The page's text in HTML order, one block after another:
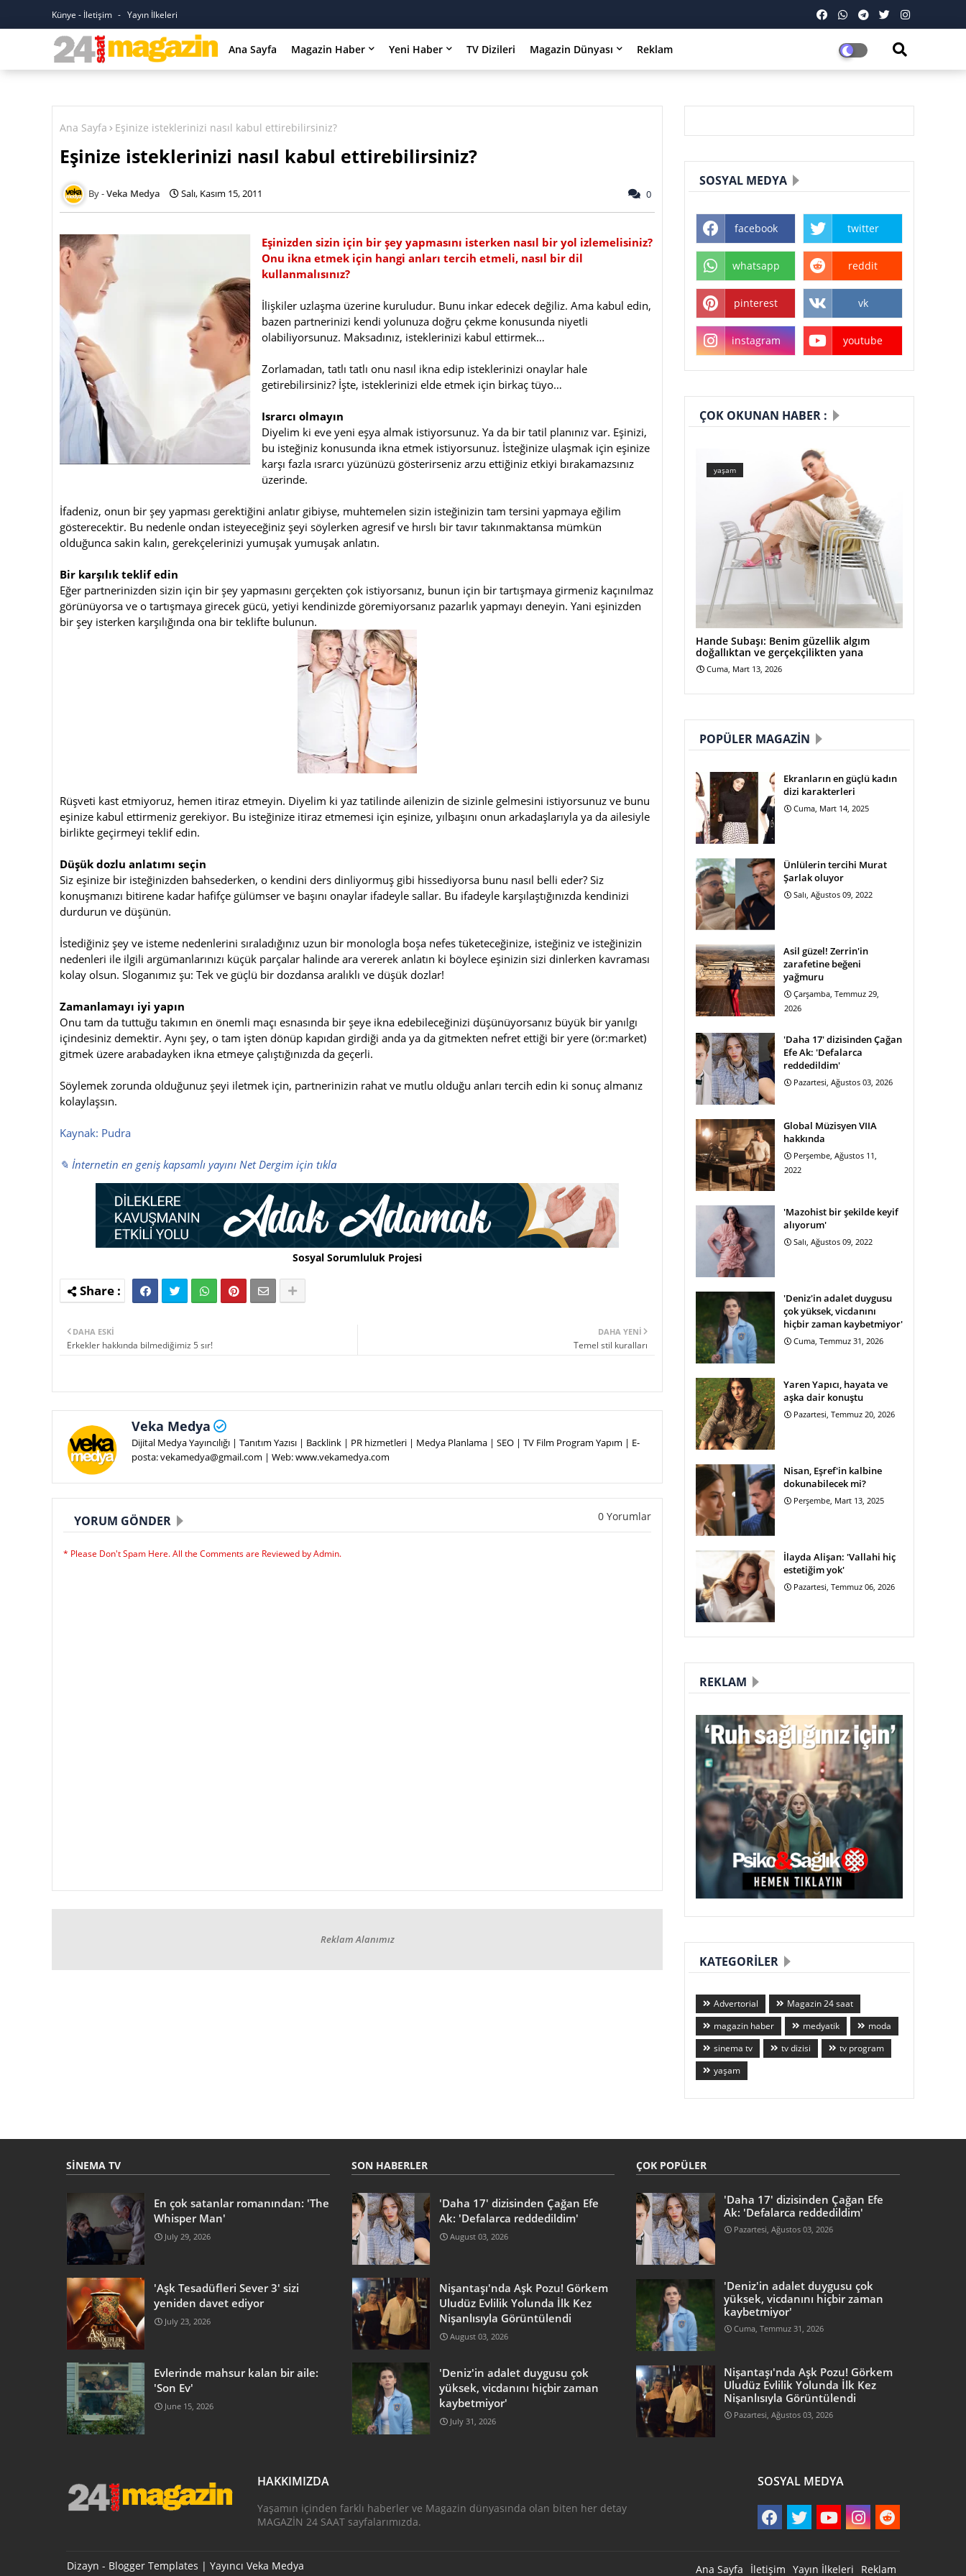
Künye - İletişim Yayın İlkeleri
Ana Sayfa Magazin Haber Yeni Haber TV Dizileri Magazin Dünyası Reklam
Ana Sayfa Eşinize isteklerinizi nasıl kabul ettirebilirsiniz?
Eşinize isteklerinizi nasıl kabul ettirebilirsiniz?
Veka Medya Salı, Kasım 15, 2011 0
Eşinizden sizin için bir şey yapmasını isterken nasıl bir yol izlemelisiniz?
Onu ikna etmek için hangi anları tercih etmeli, nasıl bir dil
kullanmalısınız?
İlişkiler uzlaşma üzerine kuruludur. Bunu inkar edecek değiliz. Ama kabul edin,
bazen partnerinizi kendi yolunuza doğru çekme konusunda niyetli
olabiliyorsunuz. Maksadınız, isteklerinizi kabul ettirmek…
Zorlamadan, tatlı tatlı onu nasıl ikna edip isteklerinizi onaylar hale
getirebilirsiniz? İşte, isteklerinizi elde etmek için birkaç tüyo…
Israrcı olmayın
Diyelim ki eve yeni eşya almak istiyorsunuz. Ya da bir tatil planınız var. Eşinizi,
bu isteğiniz konusunda ikna etmek istiyorsunuz. İsteğinize ulaşmak için eşinize
karşı fazla ısrarcı yüzünüzü gösterirseniz arzu ettiğiniz etkiyi bırakamazsınız
üzerinde.
İfadeniz, onun bir şey yapması gerektiğini anlatır gibiyse, muhtemelen sizin isteğinizin tam tersini yapmaya eğilim
gösterecektir. Bu nedenle ondan isteyeceğiniz şeyi söylerken agresif ve hırslı bir tavır takınmaktansa mümkün
olduğunca sakin kalın, gerekçelerinizi yumuşak yumuşak anlatın.
Bir karşılık teklif edin
Eğer partnerinizden sizin için bir şey yapmasını gerçekten çok istiyorsanız, bunun için bir tartışmaya girmeniz kaçınılmaz
görünüyorsa ve o tartışmaya girecek gücü, yetiyi kendinizde göremiyorsanız pazarlık yapmayı deneyin. Yani eşinizden
bir şey isterken karşılığında ona bir teklifte bulunun.
Rüşveti kast etmiyoruz, hemen itiraz etmeyin. Diyelim ki yaz tatilinde ailenizin de sizinle gelmesini istiyorsunuz ve bunu
eşinize kabul ettirmeniz gerekiyor. Bu isteğinize itiraz etmemesi için eşinize, yılbaşını onun arkadaşlarıyla ya da ailesiyle
birlikte geçirmeyi teklif edin.
Düşük dozlu anlatımı seçin
Siz eşinize bir isteğinizden bahsederken, o kendini ders dinliyormuş gibi hissediyorsa bunu nasıl belli eder? Siz
konuşmanızı bitirene kadar hafifçe gülümser ve başını onaylar ifadeyle sallar. Bu ifadeyle karşılaştığınızda kendinizi
durdurun ve düşünün.
İstediğiniz şey ve isteme nedenlerini sıraladığınız uzun bir monologla boşa nefes tüketeceğinize, isteğiniz ve isteğinizin
nedenleri ile ilgili argümanlarınızı küçük parçalar halinde ara vererek anlatın ki böylece eşinizin sizi dinlerken kavraması
kolay olsun. Sloganımız şu: Tek ve güçlü bir dozdansa aralıklı ve düşük dozlar!
Zamanlamayı iyi yapın
Onu tam da tuttuğu takımın en önemli maçı esnasında bir şeye ikna edebileceğinizi düşünüyorsanız büyük bir yanılgı
içindesiniz demektir. Aynı şey, o tam işten dönüp kapıdan girdiği anda ya da gitmekten nefret ettiği bir yere (ör:market)
gitmek üzere arabadayken ikna etmeye çalıştığınızda da geçerli.
Söylemek zorunda olduğunuz şeyi iletmek için, partnerinizin rahat ve mutlu olduğu anları tercih edin ki sonuç almanız
kolaylaşsın.
Kaynak: Pudra
✎ İnternetin en geniş kapsamlı yayını Net Dergim için tıkla
Sosyal Sorumluluk Projesi
DAHA YENI
Temel stil kuralları
DAHA ESKI
Erkekler hakkında bilmediğimiz 5 sır!
Veka Medya
Dijital Medya Yayıncılığı | Tanıtım Yazısı | Backlink | PR hizmetleri | Medya Planlama | SEO | TV Film Program Yapım | E-
posta: vekamedya@gmail.com | Web: www.vekamedya.com
YORUM GÖNDER 0 Yorumlar
* Please Don't Spam Here. All the Comments are Reviewed by Admin.
Reklam Alanımız
SOSYAL MEDYA
facebook twitter
whatsapp reddit
pinterest vk
instagram youtube
ÇOK OKUNAN HABER :
yaşam
Hande Subaşı: Benim güzellik algım
doğallıktan ve gerçekçilikten yana
Cuma, Mart 13, 2026
POPÜLER MAGAZIN
Ekranların en güçlü kadın
dizi karakterleri
Cuma, Mart 14, 2025
Ünlülerin tercihi Murat
Şarlak oluyor
Salı, Ağustos 09, 2022
Asil güzel! Zerrin'in
zarafetine beğeni
yağmuru
Çarşamba, Temmuz 29,
2026
'Daha 17' dizisinden Çağan
Efe Ak: 'Defalarca
reddedildim'
Pazartesi, Ağustos 03, 2026
Global Müzisyen VIIA
hakkında
Perşembe, Ağustos 11,
2022
'Mazohist bir şekilde keyif
alıyorum'
Salı, Ağustos 09, 2022
'Deniz'in adalet duygusu
çok yüksek, vicdanını
hiçbir zaman kaybetmiyor'
Cuma, Temmuz 31, 2026
Yaren Yapıcı, hayata ve
aşka dair konuştu
Pazartesi, Temmuz 20, 2026
Nisan, Eşref'in kalbine
dokunabilecek mi?
Perşembe, Mart 13, 2025
İlayda Alişan: 'Vallahi hiç
estetiğim yok'
Pazartesi, Temmuz 06, 2026
REKLAM
KATEGORILER
Advertorial
Magazin 24 saat
magazin haber
medyatik
moda
sinema tv
tv dizisi
tv program
yaşam
SINEMA TV
En çok satanlar romanından: 'The
Whisper Man'
July 29, 2026
'Aşk Tesadüfleri Sever 3' sizi
yeniden davet ediyor
July 23, 2026
Evlerinde mahsur kalan bir aile:
'Son Ev'
June 15, 2026
SON HABERLER
'Daha 17' dizisinden Çağan Efe
Ak: 'Defalarca reddedildim'
August 03, 2026
Nişantaşı'nda Aşk Pozu! Görkem
Uludüz Evlilik Yolunda İlk Kez
Nişanlısıyla Görüntülendi
August 03, 2026
'Deniz'in adalet duygusu çok
yüksek, vicdanını hiçbir zaman
kaybetmiyor'
July 31, 2026
ÇOK POPÜLER
'Daha 17' dizisinden Çağan Efe
Ak: 'Defalarca reddedildim'
Pazartesi, Ağustos 03, 2026
'Deniz'in adalet duygusu çok
yüksek, vicdanını hiçbir zaman
kaybetmiyor'
Cuma, Temmuz 31, 2026
Nişantaşı'nda Aşk Pozu! Görkem
Uludüz Evlilik Yolunda İlk Kez
Nişanlısıyla Görüntülendi
Pazartesi, Ağustos 03, 2026
HAKKIMIZDA
Yaşamın içinden farklı haberler ve Magazin dünyasında olan biten her detay
MAGAZİN 24 SAAT sayfalarımızda.
SOSYAL MEDYA
Ana Sayfa İletişim Yayın İlkeleri Reklam
Dizayn - Blogger Templates | Yayıncı Veka Medya